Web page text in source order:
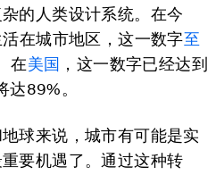
的人类设计系统。在今
在城市地区，这一数字至
在美国 ，这一数字已经达到
89%。
球来说，城市有可能是实
要机遇了。通过这种转